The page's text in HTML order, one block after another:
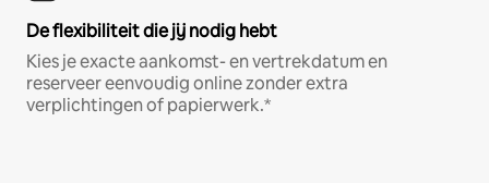
De flexibiliteit die jij nodig hebt
Kies je exacte aankomst- en vertrekdatum en
reserveer eenvoudig online zonder extra
verplichtingen of papierwerk.*